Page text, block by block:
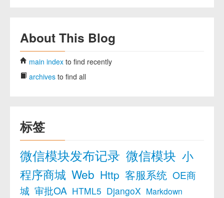
About This Blog
main index to find recently
archives to find all
标签
微信模块发布记录 微信模块 小
程序商城 Web Http 客服系统 OE商
城 审批OA HTML5 DjangoX Markdown